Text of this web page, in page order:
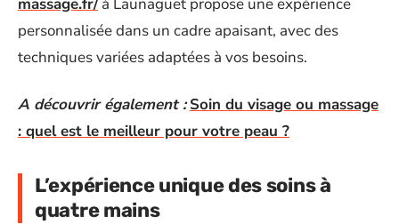
personnalisée dans un cadre apaisant, avec des
techniques variées adaptées à vos besoins.
A découvrir également : Soin du visage ou massage
: quel est le meilleur pour votre peau ?
L’expérience unique des soins à
quatre mains